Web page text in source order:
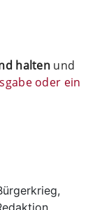
halten und
oder ein